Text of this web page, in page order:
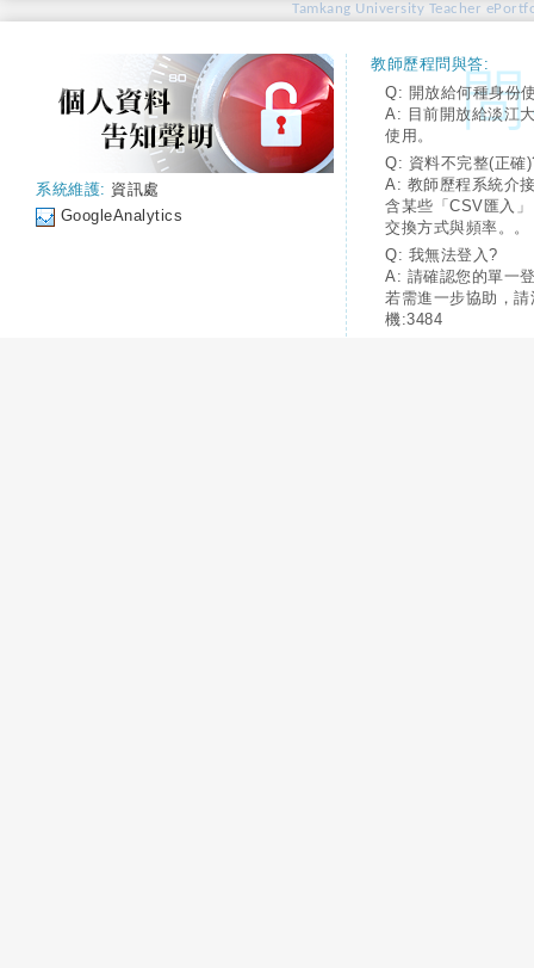
Tamkang University Teacher
系統維護: 資訊處
GoogleAnalytics
教師歷程問與答:
Q: 開放給何種身份
A: 目前開放給淡江
使用。
Q: 資料不完整(正確
A: 教師歷程系統介
含某些「CSV匯入
交換方式與頻率。。
Q: 我無法登入?
A: 請確認您的單一
若需進一步協助，
機:3484